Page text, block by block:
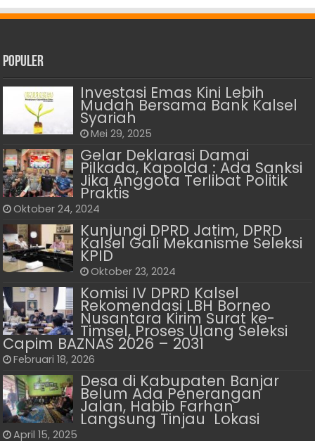
Populer
Investasi Emas Kini Lebih
Mudah Bersama Bank Kalsel
Syariah
Mei 29, 2025
Gelar Deklarasi Damai
Pilkada, Kapolda : Ada Sanksi
Jika Anggota Terlibat Politik
Praktis
Oktober 24, 2024
Kunjungi DPRD Jatim, DPRD
Kalsel Gali Mekanisme Seleksi
KPID
Oktober 23, 2024
Komisi IV DPRD Kalsel
Rekomendasi LBH Borneo
Nusantara Kirim Surat ke-
Timsel, Proses Ulang Seleksi
Capim BAZNAS 2026 – 2031
Februari 18, 2026
Desa di Kabupaten Banjar
Belum Ada Penerangan
Jalan, Habib Farhan
Langsung Tinjau Lokasi
April 15, 2025